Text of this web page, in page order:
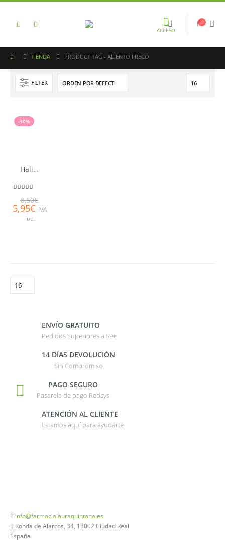
ACCESO
TIENDA PRODUCT TAG - ALIENTO FRECO
FILTER
-30%
Halita limpiador lingual
8,50€
5,95€ IVA
inc.
ENVÍO GRATUITO
Pedidos Superiores a 59€
14 DÍAS DEVOLUCIÓN
Sin Compromiso
PAGO SEGURO
Pasarela de pago Redsys
ATENCIÓN AL CLIENTE
Estamos aquí para ayudarte
info@farmacialauraquintana.es
Ronda de Alarcos, 34, 13002 Ciudad Real
España